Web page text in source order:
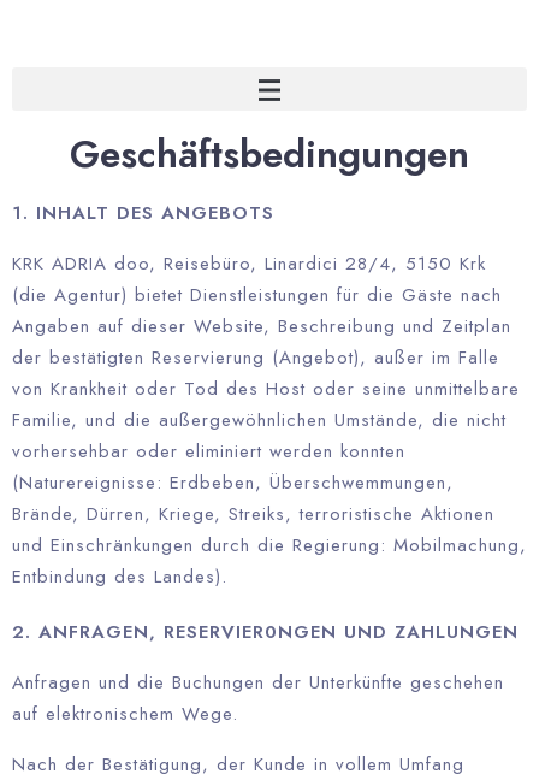
Geschäftsbedingungen
1. INHALT DES ANGEBOTS
KRK ADRIA doo, Reisebüro, Linardici 28/4, 5150 Krk
(die Agentur) bietet Dienstleistungen für die Gäste nach
Angaben auf dieser Website, Beschreibung und Zeitplan
der bestätigten Reservierung (Angebot), außer im Falle
von Krankheit oder Tod des Host oder seine unmittelbare
Familie, und die außergewöhnlichen Umstände, die nicht
vorhersehbar oder eliminiert werden konnten
(Naturereignisse: Erdbeben, Überschwemmungen,
Brände, Dürren, Kriege, Streiks, terroristische Aktionen
und Einschränkungen durch die Regierung: Mobilmachung,
Entbindung des Landes).
2. ANFRAGEN, RESERVIER0NGEN UND ZAHLUNGEN
Anfragen und die Buchungen der Unterkünfte geschehen
auf elektronischem Wege.
Nach der Bestätigung, der Kunde in vollem Umfang